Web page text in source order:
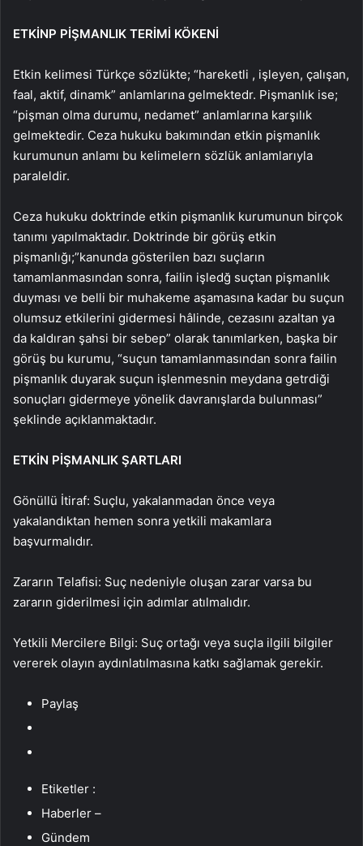
ETKİNP PİŞMANLIK TERİMİ KÖKENİ
Etkin kelimesi Türkçe sözlükte; “hareketli , işleyen, çalışan,
faal, aktif, dinamk” anlamlarına gelmektedr. Pişmanlık ise;
“pişman olma durumu, nedamet” anlamlarına karşılık
gelmektedir. Ceza hukuku bakımından etkin pişmanlık
kurumunun anlamı bu kelimelern sözlük anlamlarıyla
paraleldir.
Ceza hukuku doktrinde etkin pişmanlık kurumunun birçok
tanımı yapılmaktadır. Doktrinde bir görüş etkin
pişmanlığı;”kanunda gösterilen bazı suçların
tamamlanmasından sonra, failin işledğ suçtan pişmanlık
duyması ve belli bir muhakeme aşamasına kadar bu suçun
olumsuz etkilerini gidermesi hâlinde, cezasını azaltan ya
da kaldıran şahsi bir sebep” olarak tanımlarken, başka bir
görüş bu kurumu, “suçun tamamlanmasından sonra failin
pişmanlık duyarak suçun işlenmesnin meydana getrdiği
sonuçları gidermeye yönelik davranışlarda bulunması”
şeklinde açıklanmaktadır.
ETKİN PİŞMANLIK ŞARTLARI
Gönüllü İtiraf: Suçlu, yakalanmadan önce veya
yakalandıktan hemen sonra yetkili makamlara
başvurmalıdır.
Zararın Telafisi: Suç nedeniyle oluşan zarar varsa bu
zararın giderilmesi için adımlar atılmalıdır.
Yetkili Mercilere Bilgi: Suç ortağı veya suçla ilgili bilgiler
vererek olayın aydınlatılmasına katkı sağlamak gerekir.
Paylaş
Etiketler :
Haberler –
Gündem